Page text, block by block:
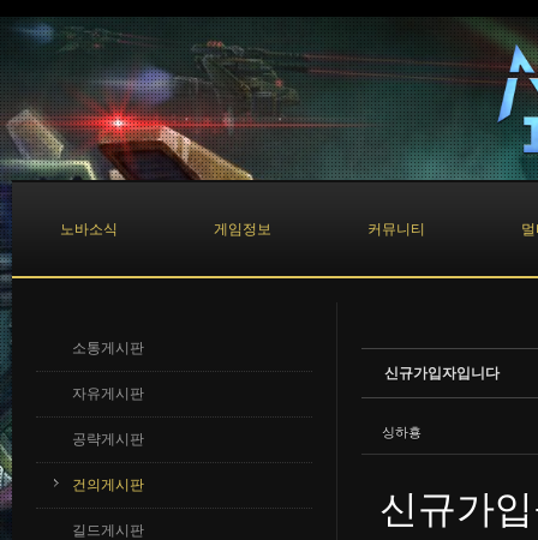
노바소식 게임정보 커뮤니티
소통게시판
자유게시판
공략게시판
건의게시판
길드게시판
신규가입자입니다
싱하횽
신규가
Sketchbook5, 스케치북5
Sketchbook5, 스케치북5